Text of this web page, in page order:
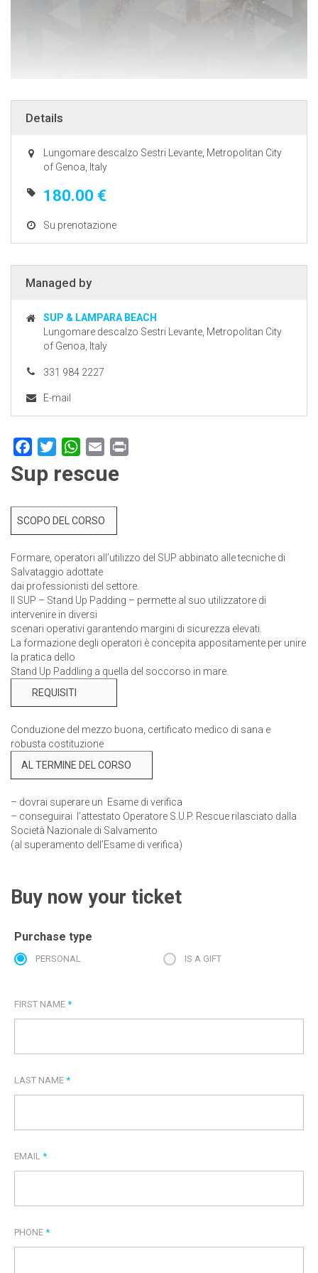
Details
Lungomare descalzo Sestri Levante, Metropolitan City
of Genoa, Italy
180.00 €
Su prenotazione
Managed by
SUP & LAMPARA BEACH
Lungomare descalzo Sestri Levante, Metropolitan City
of Genoa, Italy
331 984 2227
E-mail
FacebookTwitterWhatsApp
Email
Sup rescue
SCOPO DEL CORSO
Formare, operatori all’utilizzo del SUP abbinato alle tecniche di
Salvataggio adottate
dai professionisti del settore.
Il SUP – Stand Up Padding – permette al suo utilizzatore di
intervenire in diversi
scenari operativi garantendo margini di sicurezza elevati.
La formazione degli operatori è concepita appositamente per unire
la pratica dello
Stand Up Paddling a quella del soccorso in mare.
REQUISITI
Conduzione del mezzo buona, certificato medico di sana e
robusta costituzione
AL TERMINE DEL CORSO
– dovrai superare un Esame di verifica
– conseguirai l’attestato Operatore S.U.P. Rescue rilasciato dalla
Società Nazionale di Salvamento
(al superamento dell’Esame di verifica)
Buy now your ticket
Purchase type
PERSONAL IS A GIFT
FIRST NAME *
LAST NAME *
EMAIL *
PHONE *